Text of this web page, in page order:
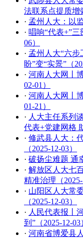
法联系点提质增
· 孟州人大：以
· 唱响“代表+”三
06）
· 孟州人大“六步
盼”变“实景”（
· 河南人大网丨
02-01）
· 河南人大网丨
01-21）
· 人大主任系列
代表+党建网格
· 修武县人大：
（2025-12-03）
· 破扬尘难题 通
· 解放区人大七
精准治理（2025-
· 山阳区人大常
（2025-12-03）
· 人民代表报丨
到”（2025-12-03
· 河南省博爱县